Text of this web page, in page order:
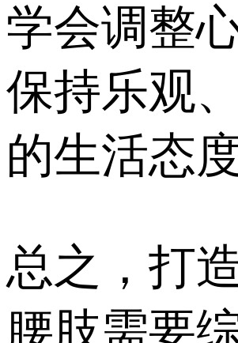
学会调整
保持乐观
的生活态度
总之，打
腰肢需要